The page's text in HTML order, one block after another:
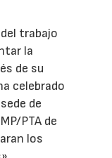
trabajo
la
de su
celebrado
de
PTA de
los